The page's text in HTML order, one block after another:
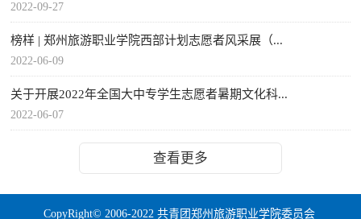
2022-09-27
榜样 | 郑州旅游职业学院西部计划志愿者风采展（...
2022-06-09
关于开展2022年全国大中专学生志愿者暑期文化科...
2022-06-07
查看更多
CopyRight© 2006-2022 共青团郑州旅游职业学院委员会